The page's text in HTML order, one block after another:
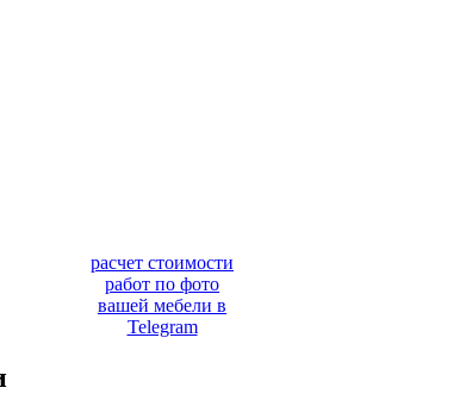
расчет стоимости
работ по фото
вашей мебели в
Telegram